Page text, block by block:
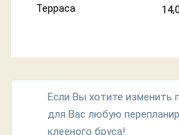
Терраса
Если Вы хотите изменить
для Вас любую
клееного бруса!